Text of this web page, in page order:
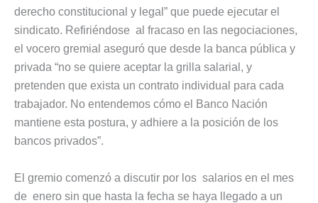
derecho constitucional y legal” que puede ejecutar el
sindicato. Refiriéndose al fracaso en las negociaciones,
el vocero gremial aseguró que desde la banca pública y
privada “no se quiere aceptar la grilla salarial, y
pretenden que exista un contrato individual para cada
trabajador. No entendemos cómo el Banco Nación
mantiene esta postura, y adhiere a la posición de los
bancos privados”.
El gremio comenzó a discutir por los salarios en el mes
de enero sin que hasta la fecha se haya llegado a un